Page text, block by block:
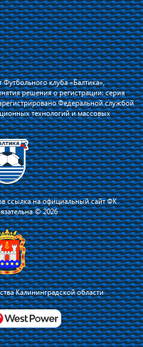
использует файлы cookie для
и сервис Яндекс.Метрика. Оставаясь
применения.
клуба «Балтика»,
решения о регистрации: серия
Федеральной службой
технологий и массовых
ссылка на официальный сайт ФК
© 2026
Калининградской области